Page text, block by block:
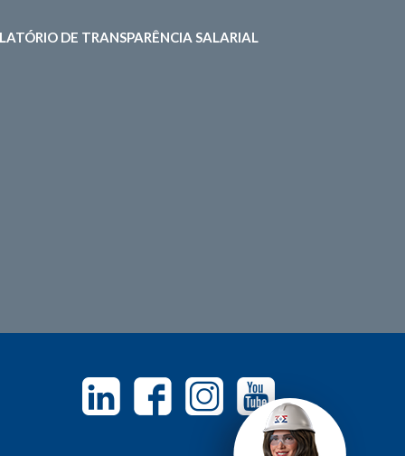
DE TRANSPARÊNCIA SALARIAL
Linkedin Facebook Instagram